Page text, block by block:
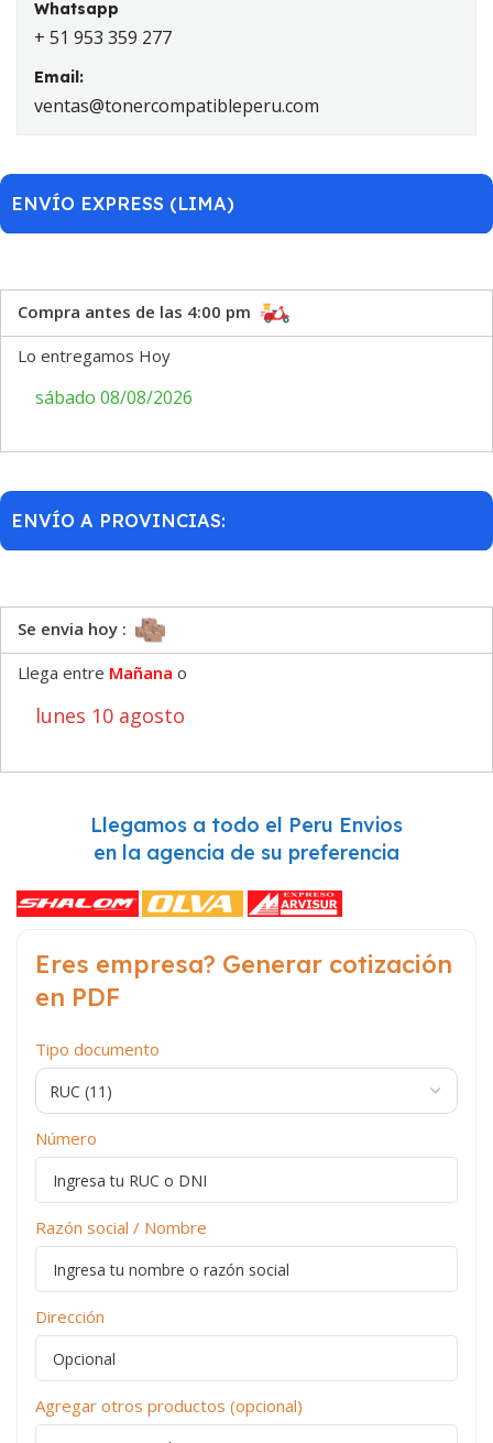
Whatsapp
+ 51 953 359 277
Email:
ventas@tonercompatibleperu.com
ENVÍO EXPRESS (LIMA)
Compra antes de las 4:00 pm
Lo entregamos Hoy
sábado 08/08/2026
ENVÍO A PROVINCIAS:
Se envia hoy :
Llega entre Mañana o
lunes 10 agosto
Llegamos a todo el Peru Envios
en la agencia de su preferencia
Eres empresa? Generar cotización
en PDF
Tipo documento
Número
Razón social / Nombre
Dirección
Agregar otros productos (opcional)